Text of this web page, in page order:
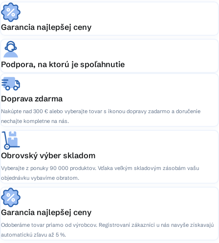
Garancia najlepšej ceny
Podpora, na ktorú je spoľahnutie
Doprava zdarma
Nakúpte nad 300 € alebo vyberajte tovar s ikonou dopravy zadarmo a doručenie
nechajte kompletne na nás.
Obrovský výber skladom
Vyberajte z ponuky 90 000 produktov. Vďaka veľkým skladovým zásobám vašu
objednávku vybavíme obratom.
Garancia najlepšej ceny
Odoberáme tovar priamo od výrobcov. Registrovaní zákazníci u nás navyše získavajú
automatickú zľavu až 5 %.